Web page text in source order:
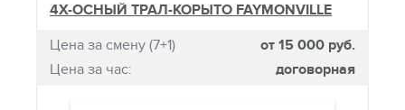
4Х-ОСНЫЙ ТРАЛ-КОРЫТО FAYMONVILLE
Цена за смену (7+1)
от 15 000 руб.
Цена за час:
договорная